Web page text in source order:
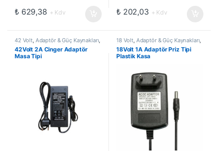
₺629,38 + Kdv ₺202,03 + Kdv
42 Volt, Adaptör & Güç Kaynakları,
Plastik Kasa Adaptörler
42Volt 2A Cinger Adaptör
Masa Tipi
18 Volt, Adaptör & Güç Kaynakları,
Plastik Kasa Adaptörler
18Volt 1A Adaptör Priz Tipi
Plastik Kasa